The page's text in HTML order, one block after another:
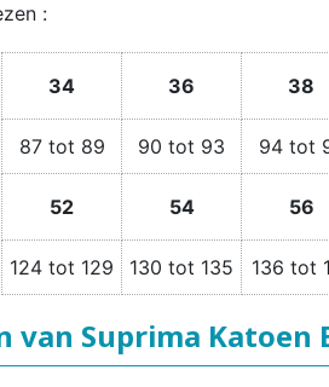
:
34 36 38
87 tot 89 90 tot 93 94 tot
52 54 56
124 tot 129 130 tot 135 136 tot
van Suprima Katoen